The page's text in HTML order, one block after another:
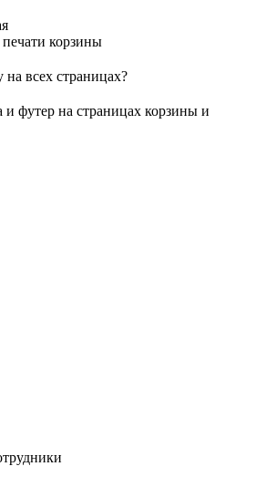
корзины
на всех страницах?
футер на страницах корзины и